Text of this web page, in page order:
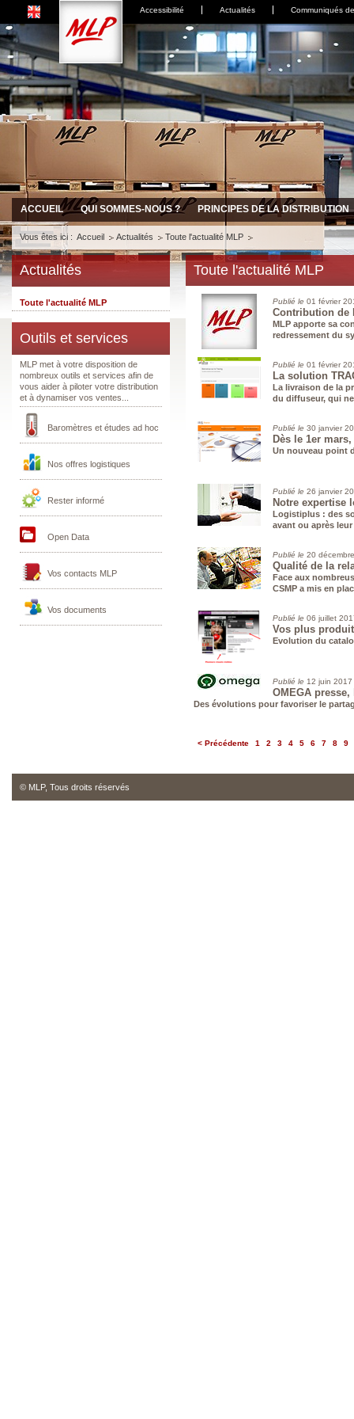
Accessibilité Actualités Communiqués
ACCUEIL QUI SOMMES-NOUS ? PRINCIPES DE LA DISTRIBUTION
Vous êtes ici : Accueil Actualités Toute l'actualité MLP
Actualités
Toute l'actualité MLP
Outils et services
MLP met à votre disposition de
nombreux outils et services afin de
vous aider à piloter votre distribution
et à dynamiser vos ventes...
Baromètres et études ad hoc
Nos offres logistiques
Rester informé
Open Data
Vos contacts MLP
Vos documents
Toute l'actualité MLP
Publié le 01 février
Contribution de
MLP apporte sa
redressement du
Publié le 01 février
La solution
La livraison de la
du diffuseur, qui
Publié le 30 janvier
Dès le 1er
Un nouveau point
Publié le 26 janvier
Notre expertise
Logistiplus : des
avant ou après
Publié le 20
Qualité de la
Face aux
CSMP a mis en
Publié le 06 juillet
Vos plus
Evolution du
Publié le 12 juin 2017
OMEGA
Des évolutions pour favoriser le
< Précédente 1 2 3 4 5 6 7 8 9
© MLP, Tous droits réservés